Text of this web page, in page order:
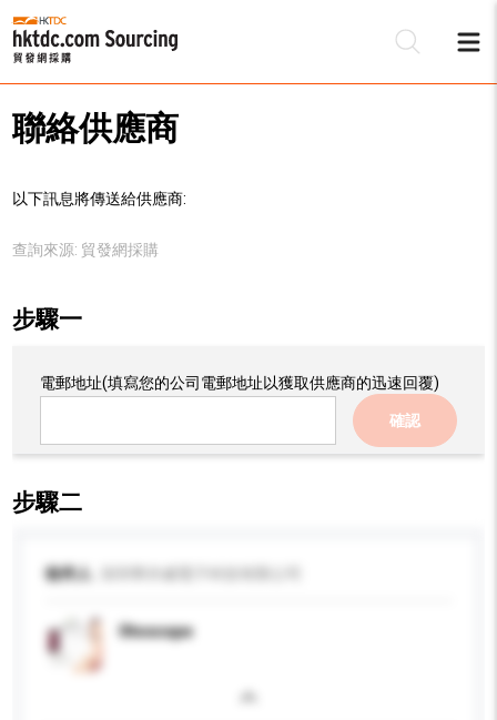
聯絡供應商
以下訊息將傳送給供應商:
查詢來源: 貿發網採購
步驟一
電郵地址(填寫您的公司電郵地址以獲取供應商的迅速回覆)
確認
步驟二
收件人
Otoscope